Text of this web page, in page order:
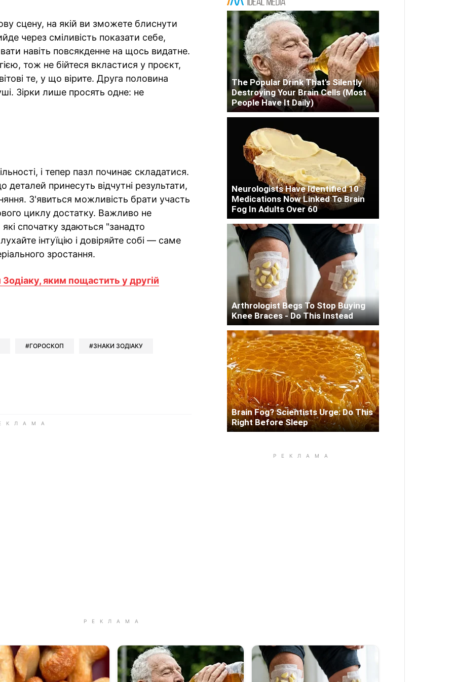
сцену, на якій ви зможете блиснути
через сміливість показати себе,
навіть повсякденне на щось видатне.
тож не бійтеся вкластися у проєкт,
те, у що вірите. Друга половина
Зірки лише просять одне: не
і тепер пазл починає складатися.
деталей принесуть відчутні результати,
З'явиться можливість брати участь
циклу достатку. Важливо не
спочатку здаються "занадто
інтуїцію і довіряйте собі — саме
зростання.
Зодіаку, яким пощастить у другій
ГОРОСКОП ЗНАКИ ЗОДІАКУ
The Popular Drink That's Silently
Destroying Your Brain Cells (Most
People Have It Daily)
Neurologists Have Identified 10
Medications Now Linked To Brain
Fog In Adults Over 60
Arthrologist Begs To Stop Buying
Knee Braces - Do This Instead
Brain Fog? Scientists Urge: Do This
Right Before Sleep